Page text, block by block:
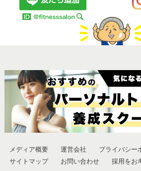
メディア概要 運営会社 プライバシー
サイトマップ
お問い合わせ 採用をお